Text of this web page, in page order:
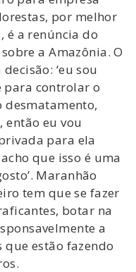
por melhor
é a renúncia do
a Amazônia. O
‘eu sou
para controlar o
eu vou
para ela
que isso é uma
Maranhão
tem que se fazer
botar na
a
que estão fazendo